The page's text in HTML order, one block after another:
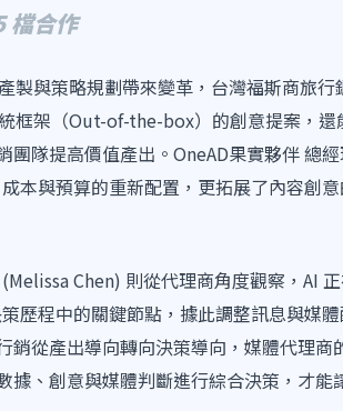
檔合作
製與策略規劃帶來變革，台灣福斯商旅行
框架（Out-of-the-box）的創意提案，
隊提高價值產出。OneAD果實夥伴 總
本與預算的重新配置，更拓展了內容創
Chen) 則從代理商角度觀察，AI
歷程中的關鍵節點，據此調整訊息與媒
銷從產出導向轉向決策導向，媒體代理商
據、創意與媒體判斷進行綜合決策，才能